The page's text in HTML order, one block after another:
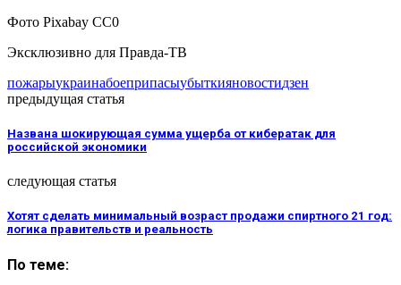
Фото Pixabay CC0
Эксклюзивно для Правда-ТВ
пожарыукраинабоеприпасыубыткияновостидзен
предыдущая статья
Названа шокирующая сумма ущерба от кибератак для
российской экономики
следующая статья
Хотят сделать минимальный возраст продажи спиртного 21 год:
логика правительств и реальность
По теме: